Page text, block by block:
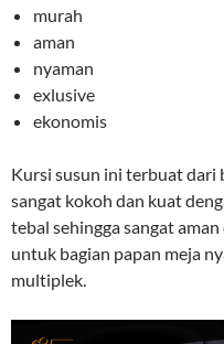
murah
aman
nyaman
exlusive
ekonomis
Kursi susun ini terbuat dari
sangat kokoh dan kuat
tebal sehingga sangat
untuk bagian papan meja
multiplek.